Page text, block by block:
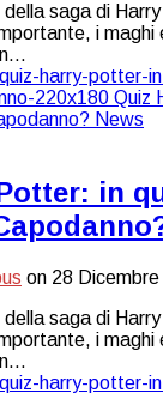
della saga di
i maghi
in
on 28
della saga di
i maghi